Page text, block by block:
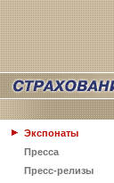
Экспонаты
Пресса
Пресс-релизы